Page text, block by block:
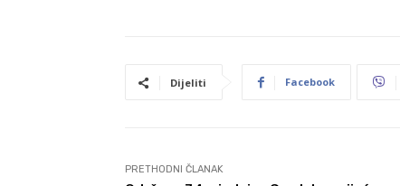
Dijeliti Facebook
PRETHODNI ČLANAK